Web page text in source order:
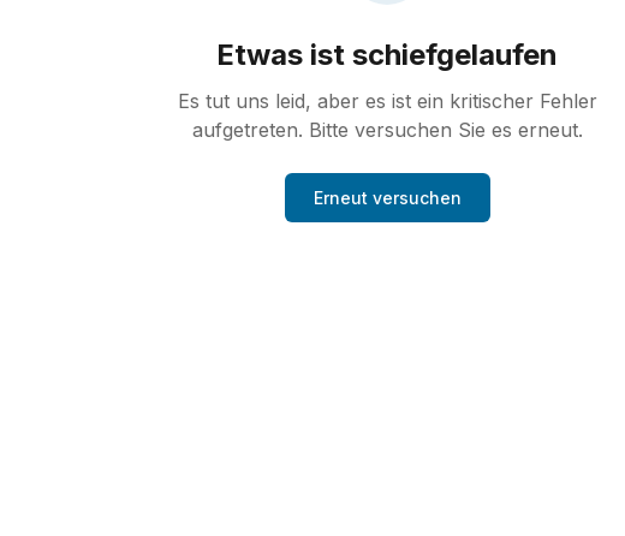
Etwas ist schiefgelaufen
Es tut uns leid, aber es ist ein kritischer Fehler
aufgetreten. Bitte versuchen Sie es erneut.
Erneut versuchen